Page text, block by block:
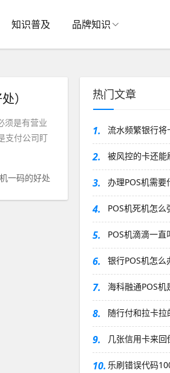
知识普及 品牌知识
）
须是有营业
支付公司盯
一码的好处
热门文章
1. 流水频繁银行
2. 被风控的卡还
3. 办理POS机需要
4. POS机死机怎
5. POS机滴滴一
6. 银行POS机怎么
7. 海科融通POS
8. 随行付和拉卡拉
9. 几张信用卡来回
10. 乐刷错误代码